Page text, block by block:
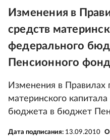
Изменения в
средств
федерального
Пенсионного
Изменения в Правилах
материнского
бюджета в бюджет
Дата подписания: 13.09.2010